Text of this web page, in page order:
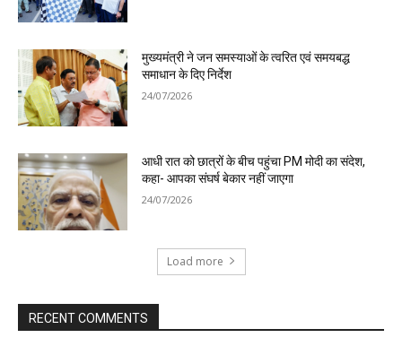
मुख्यमंत्री ने जन समस्याओं के त्वरित एवं समयबद्ध
समाधान के दिए निर्देश
24/07/2026
आधी रात को छात्रों के बीच पहुंचा PM मोदी का संदेश,
कहा- आपका संघर्ष बेकार नहीं जाएगा
24/07/2026
Load more
RECENT COMMENTS